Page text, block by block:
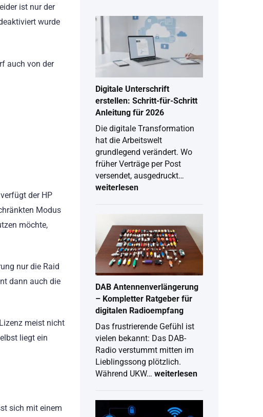
ist nur der
wurde
auch von der
der HP
Modus
möchte,
nur die Raid
dann auch die
meist nicht
liegt ein
sich mit einem
Digitale Unterschrift
erstellen: Schritt-für-Schritt
Anleitung für 2026
Die digitale Transformation
hat die Arbeitswelt
grundlegend verändert. Wo
früher Verträge per Post
versendet, ausgedruckt…
Digitale
Schritt
Anleitung
für
2026
weiterlesen
DAB Antennenverlängerung
– Kompletter Ratgeber für
digitalen Radioempfang
Das frustrierende Gefühl ist
vielen bekannt: Das DAB-
Radio verstummt mitten im
Lieblingssong plötzlich.
Während UKW…
Kompletter
weiterlesen